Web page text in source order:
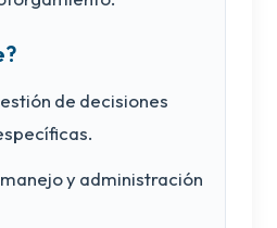
de decisiones
y administración